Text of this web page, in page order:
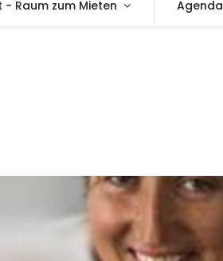
- Raum zum Mieten Agenda